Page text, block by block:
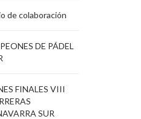
de colaboración
DE PÁDEL
FINALES VIII
SUR